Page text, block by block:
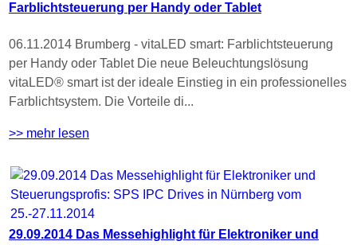
Farblichtsteuerung per Handy oder Tablet
06.11.2014 Brumberg - vitaLED smart: Farblichtsteuerung
per Handy oder Tablet Die neue Beleuchtungslösung
vitaLED® smart ist der ideale Einstieg in ein professionelles
Farblichtsystem. Die Vorteile di...
>> mehr lesen
29.09.2014 Das Messehighlight für Elektroniker und